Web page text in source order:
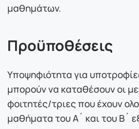
μαθημάτων.
Προϋποθέσεις
Υποψηφιότητα για
μπορούν να καταθέσουν οι
φοιτητές/τριες που έχουν
μαθήματα του Α´ και του Β´